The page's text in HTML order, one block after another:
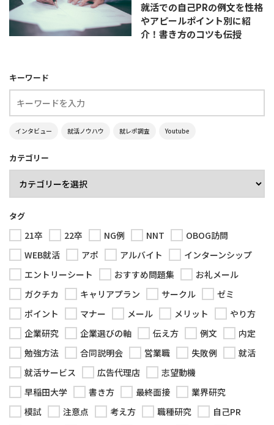
就活での自己PRの例文を性格
やアピールポイント別に紹
介！書き方のコツも伝授
キーワード
インタビュー 就活ノウハウ 就レポ調査 Youtube
カテゴリー
タグ
21卒 22卒 NG例 NNT
OBOG訪問
WEB就活
アポ アルバイト
インターンシップ
エントリーシート
おすすめ問題集
お礼メール
ガクチカ
キャリアプラン サークル
ゼミ
ポイント
マナー メール メリット
やり方
企業研究
企業選びの軸 伝え方 例文
内定
勉強方法
合同説明会 営業職 失敗例
就活
就活サービス
広告代理店
志望動機
早稲田大学
書き方 最終面接
業界研究
模試
注意点 考え方 職種研究
自己PR